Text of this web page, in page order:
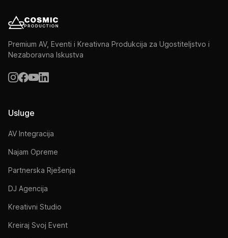
Premium AV, Eventi i Kreativna Produkcija za Ugostiteljstvo i
Nezaboravna Iskustva
Usluge
AV Integracija
Najam Opreme
Partnerska Rješenja
DJ Agencija
Kreativni Studio
Kreiraj Svoj Event